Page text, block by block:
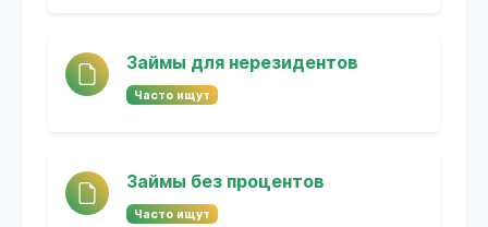
Займы для нерезидентов
Часто ищут
Займы без процентов
Часто ищут